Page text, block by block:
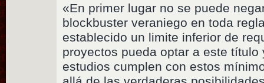
«En primer lugar no se puede
blockbuster veraniego en toda
establecido un limite inferior de
proyectos pueda optar a este
estudios cumplen con estos